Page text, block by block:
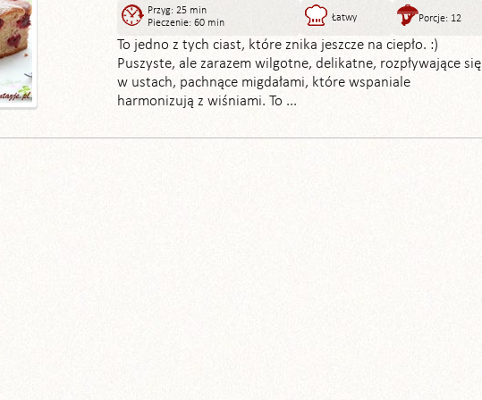
Przyg: 25 min
Pieczenie: 60 min
Łatwy Porcje: 12
To jedno z tych ciast, które znika jeszcze na ciepło. :)
Puszyste, ale zarazem wilgotne, delikatne, rozpływające się
w ustach, pachnące migdałami, które wspaniale
harmonizują z wiśniami. To ...